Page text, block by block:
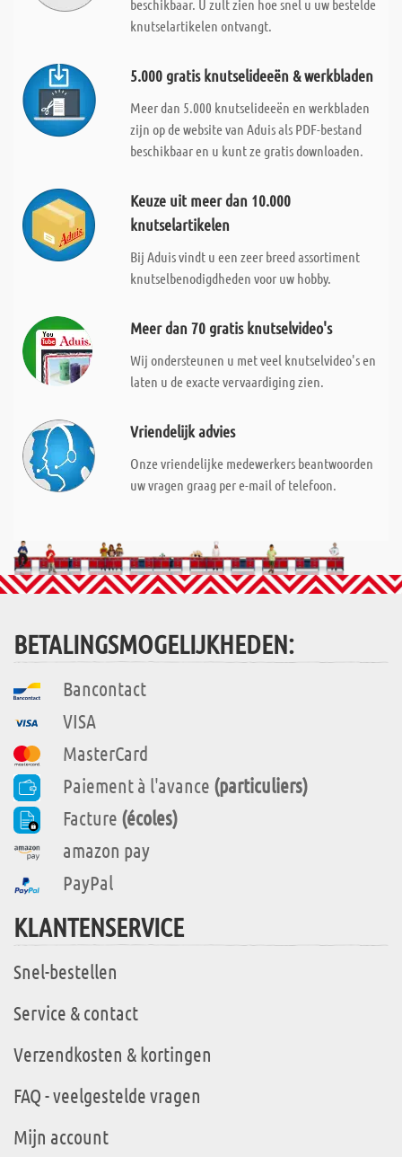
beschikbaar. U zult zien hoe snel u uw bestelde
knutselartikelen ontvangt.
5.000 gratis knutselideeën & werkbladen
Meer dan 5.000 knutselideeën en werkbladen
zijn op de website van Aduis als PDF-bestand
beschikbaar en u kunt ze gratis downloaden.
Keuze uit meer dan 10.000
knutselartikelen
Bij Aduis vindt u een zeer breed assortiment
knutselbenodigdheden voor uw hobby.
Meer dan 70 gratis knutselvideo's
Wij ondersteunen u met veel knutselvideo's en
laten u de exacte vervaardiging zien.
Vriendelijk advies
Onze vriendelijke medewerkers beantwoorden
uw vragen graag per e-mail of telefoon.
BETALINGSMOGELIJKHEDEN:
Bancontact
VISA
MasterCard
Paiement à l'avance (particuliers)
Facture (écoles)
amazon pay
PayPal
KLANTENSERVICE
Snel-bestellen
Service & contact
Verzendkosten & kortingen
FAQ - veelgestelde vragen
Mijn account